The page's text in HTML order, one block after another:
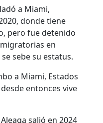
a Miami,
donde tiene
pero fue detenido
en
sebe su estatus.
a Miami, Estados
entonces vive
salió en 2024